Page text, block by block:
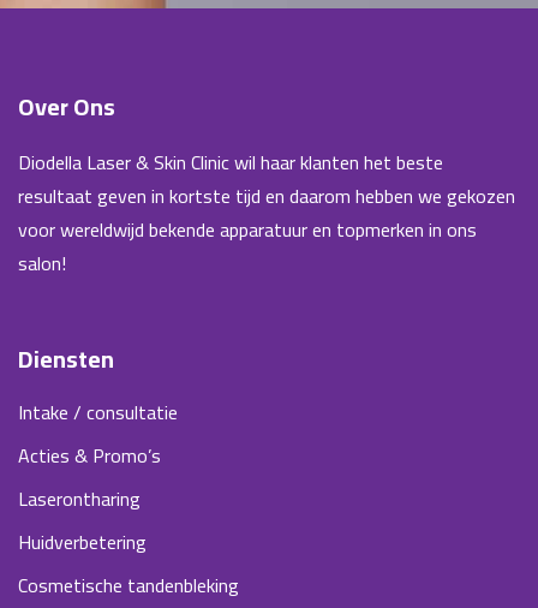
Over Ons
Diodella Laser & Skin Clinic wil haar klanten het beste
resultaat geven in kortste tijd en daarom hebben we gekozen
voor wereldwijd bekende apparatuur en topmerken in ons
salon!
Diensten
Intake / consultatie
Acties & Promo’s
Laserontharing
Huidverbetering
Cosmetische tandenbleking